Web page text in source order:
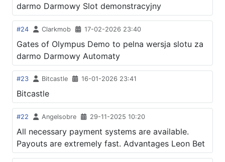
darmo Darmowy Slot demonstracyjny
#24 Clarkmob 17-02-2026 23:40
Gates of Olympus Demo to pelna wersja slotu za
darmo Darmowy Automaty
#23 Bitcastle 16-01-2026 23:41
Bitcastle
#22 Angelsobre 29-11-2025 10:20
All necessary payment systems are available.
Payouts are extremely fast. Advantages Leon Bet